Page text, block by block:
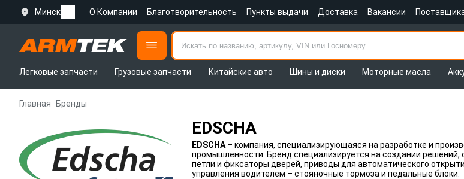
Минск О Компании Благотворительность Пункты выдачи Доставка Вакансии
Легковые запчасти
Грузовые запчасти Китайские авто Шины и диски Моторные масла
Главная Бренды
EDSCHA
EDSCHA – компания, специализирующаяся на разработке и
промышленности. Бренд специализируется на создании
петли и фиксаторы дверей, приводы для автоматического
управления водителем – стояночные тормоза и педальные блоки.